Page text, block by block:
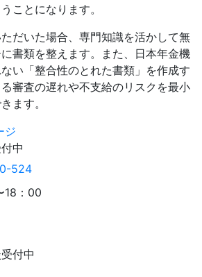
ことになります。
だいた場合、専門知識を活かして無
書類を整えます。また、日本年金機
い「整合性のとれた書類」を作成す
審査の遅れや不支給のリスクを最小
ます。
ジ
中
524
：00